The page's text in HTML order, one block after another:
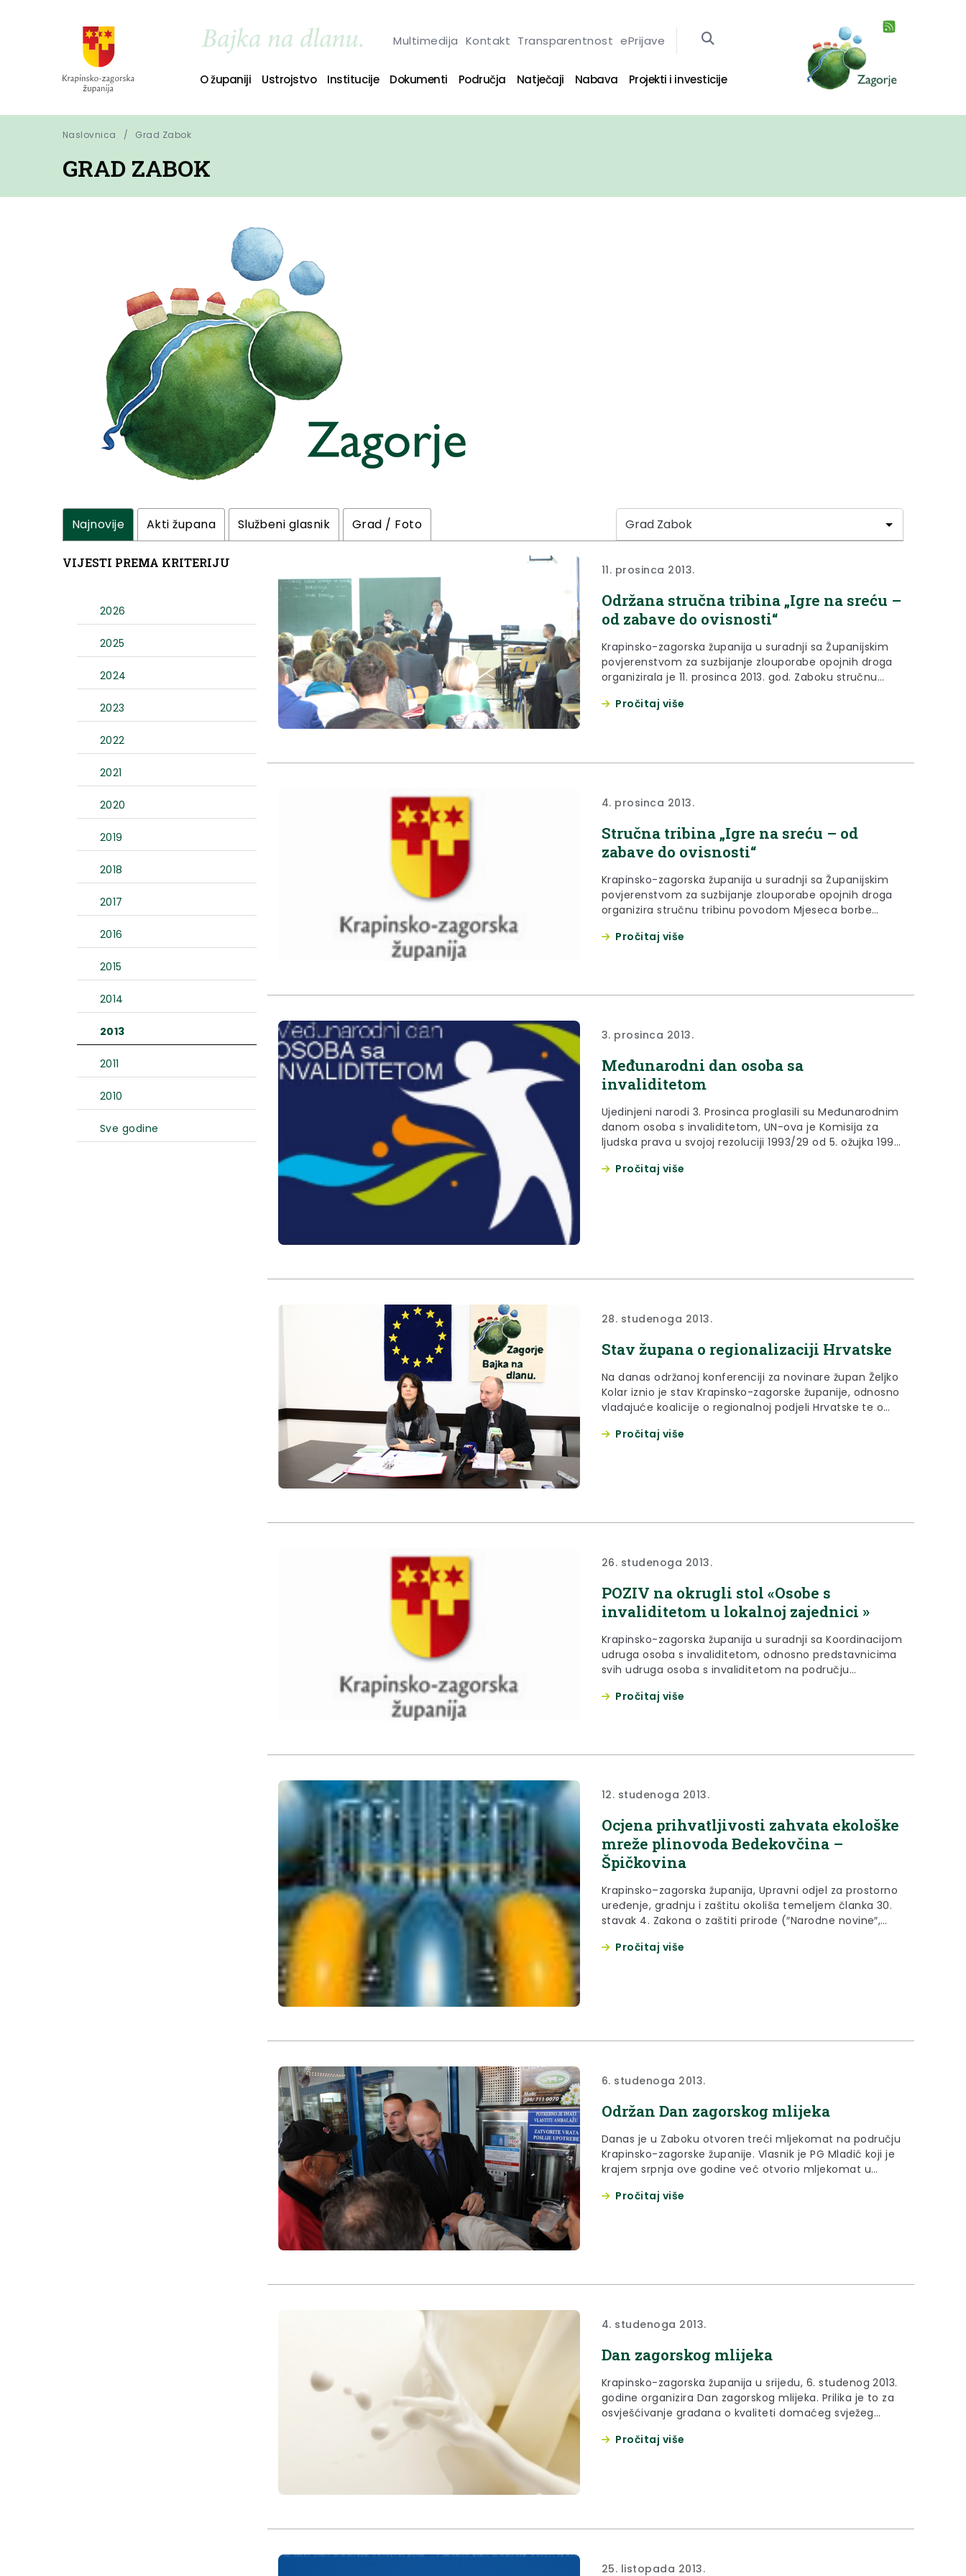
Multimedija Kontakt Transparentnost ePrijave
O županiji Ustrojstvo Institucije Dokumenti Područja Natječaji Nabava Projekti i investicije
Naslovnica Grad Zabok
GRAD ZABOK
Najnovije Akti župana Službeni glasnik Grad / Foto
VIJESTI PREMA KRITERIJU
2026
2025
2024
2023
2022
2021
2020
2019
2018
2017
2016
2015
2014
2013
2011
2010
Sve godine
11. prosinca 2013.
Održana stručna tribina „Igre na sreću –
od zabave do ovisnosti“
Krapinsko-zagorska županija u suradnji sa Županijskim
povjerenstvom za suzbijanje zlouporabe opojnih droga
organizirala je 11. prosinca 2013. god. Zaboku stručnu
ovisnosti“.
Pročitaj više
4. prosinca 2013.
Stručna tribina „Igre na sreću – od
zabave do ovisnosti“
Krapinsko-zagorska županija u suradnji sa Županijskim
povjerenstvom za suzbijanje zlouporabe opojnih droga
organizira stručnu tribinu povodom Mjeseca borbe
„Igre na sreću-od zabave do ovisnosti“ koja će se
Pročitaj više
3. prosinca 2013.
Međunarodni dan osoba sa
invaliditetom
Ujedinjeni narodi 3. Prosinca proglasili su Međunarodnim
danom osoba s invaliditetom, UN-ova je Komisija za
ljudska prava u svojoj rezoluciji 1993/29 od 5. ožujka 1993.
prosinca: "s ciljem postizanja punog i jednakog uživanja
Pročitaj više
28. studenoga 2013.
Stav župana o regionalizaciji Hrvatske
Na danas održanoj konferenciji za novinare župan Željko
Kolar iznio je stav Krapinsko-zagorske županije, odnosno
vladajuće koalicije o regionalnoj podjeli Hrvatske te o
Pročitaj više
26. studenoga 2013.
POZIV na okrugli stol «Osobe s
invaliditetom u lokalnoj zajednici »
Krapinsko-zagorska županija u suradnji sa Koordinacijom
udruga osoba s invaliditetom, odnosno predstavnicima
svih udruga osoba s invaliditetom na području
povodom Međunarodnog dana osoba s invaliditetom
Pročitaj više
12. studenoga 2013.
Ocjena prihvatljivosti zahvata ekološke
mreže plinovoda Bedekovčina –
Špičkovina
Krapinsko–zagorska županija, Upravni odjel za prostorno
uređenje, gradnju i zaštitu okoliša temeljem članka 30.
stavak 4. Zakona o zaštiti prirode (″Narodne novine″,
d.o.o., Celine 2, Zabok od 4. rujna 2013. godine, za
Pročitaj više
6. studenoga 2013.
Održan Dan zagorskog mlijeka
Danas je u Zaboku otvoren treći mljekomat na području
Krapinsko-zagorske županije. Vlasnik je PG Mladić koji je
krajem srpnja ove godine već otvorio mljekomat u
Pročitaj više
4. studenoga 2013.
Dan zagorskog mlijeka
Krapinsko-zagorska županija u srijedu, 6. studenog 2013.
godine organizira Dan zagorskog mlijeka. Prilika je to za
osvješćivanje građana o kvaliteti domaćeg svježeg
Pročitaj više
25. listopada 2013.